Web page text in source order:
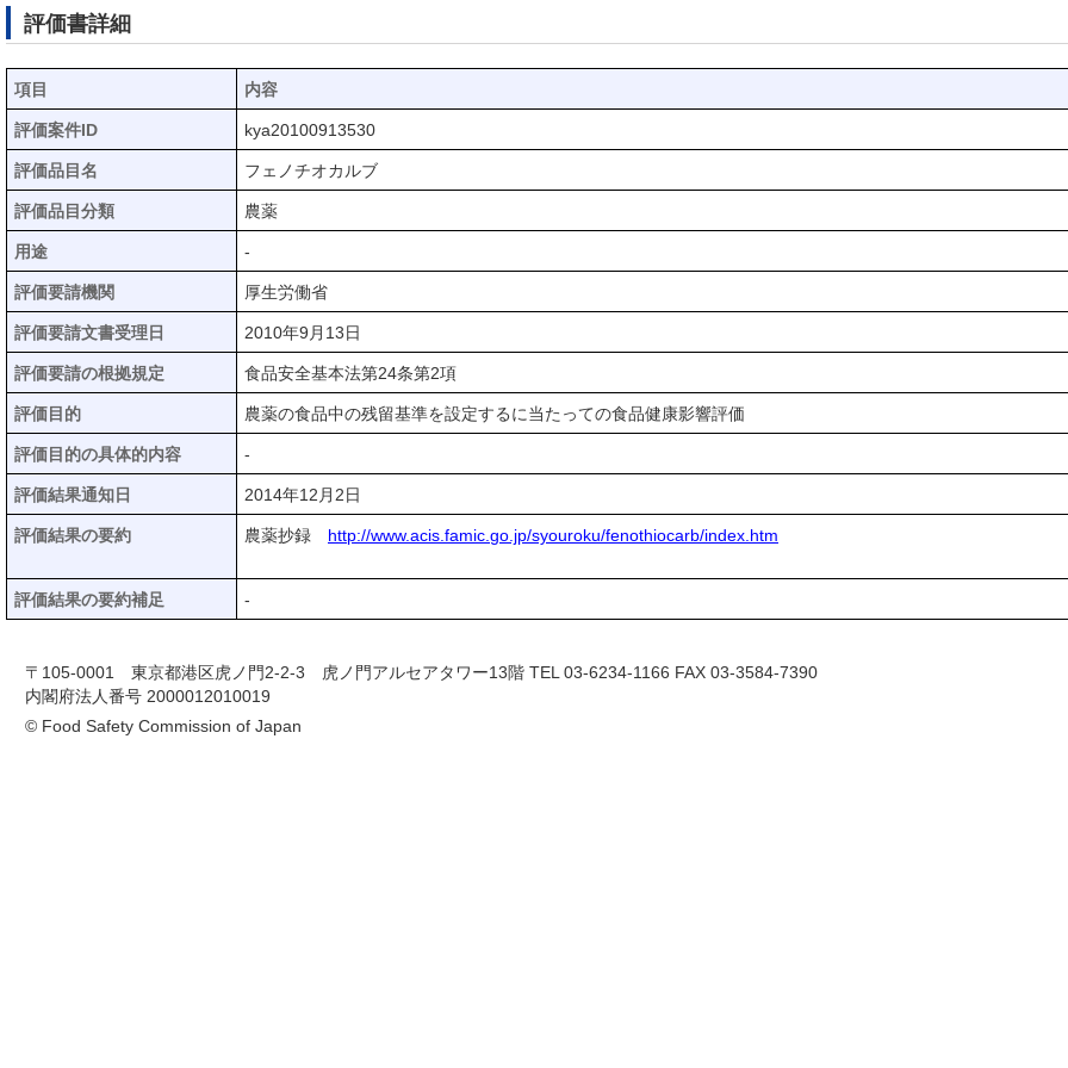
評価書詳細
項目 内容
評価案件ID kya20100913530
評価品目名 フェノチオカルブ
評価品目分類 農薬
用途 -
評価要請機関 厚生労働省
評価要請文書受理日 2010年9月13日
評価要請の根拠規定 食品安全基本法第24条第2項
評価目的 農薬の食品中の残留基準を設定するに当たっての食品健康影響評価
評価目的の具体的内容 -
評価結果通知日 2014年12月2日
評価結果の要約 農薬抄録 http://www.acis.famic.go.jp/syouroku/fenothiocarb/index.htm
評価結果の要約補足 -
〒105-0001 東京都港区虎ノ門2-2-3 虎ノ門アルセアタワー13階 TEL 03-6234-1166 FAX 03-3584-7390
内閣府法人番号 2000012010019
© Food Safety Commission of Japan